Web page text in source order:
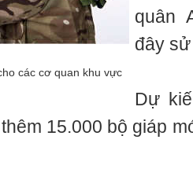
các cơ quan khu vực
quân
đây
Dự
15.000 bộ giáp